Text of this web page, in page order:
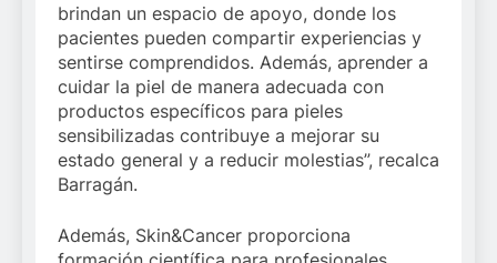
brindan un espacio de apoyo, donde los
pacientes pueden compartir experiencias y
sentirse comprendidos. Además, aprender a
cuidar la piel de manera adecuada con
productos específicos para pieles
sensibilizadas contribuye a mejorar su
estado general y a reducir molestias”, recalca
Barragán.
Además, Skin&Cancer proporciona